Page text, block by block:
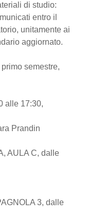
di studio:
entro il
unitamente ai
aggiornato.
semestre,
alle 17:30,
Prandin
AULA C, dalle
3, dalle